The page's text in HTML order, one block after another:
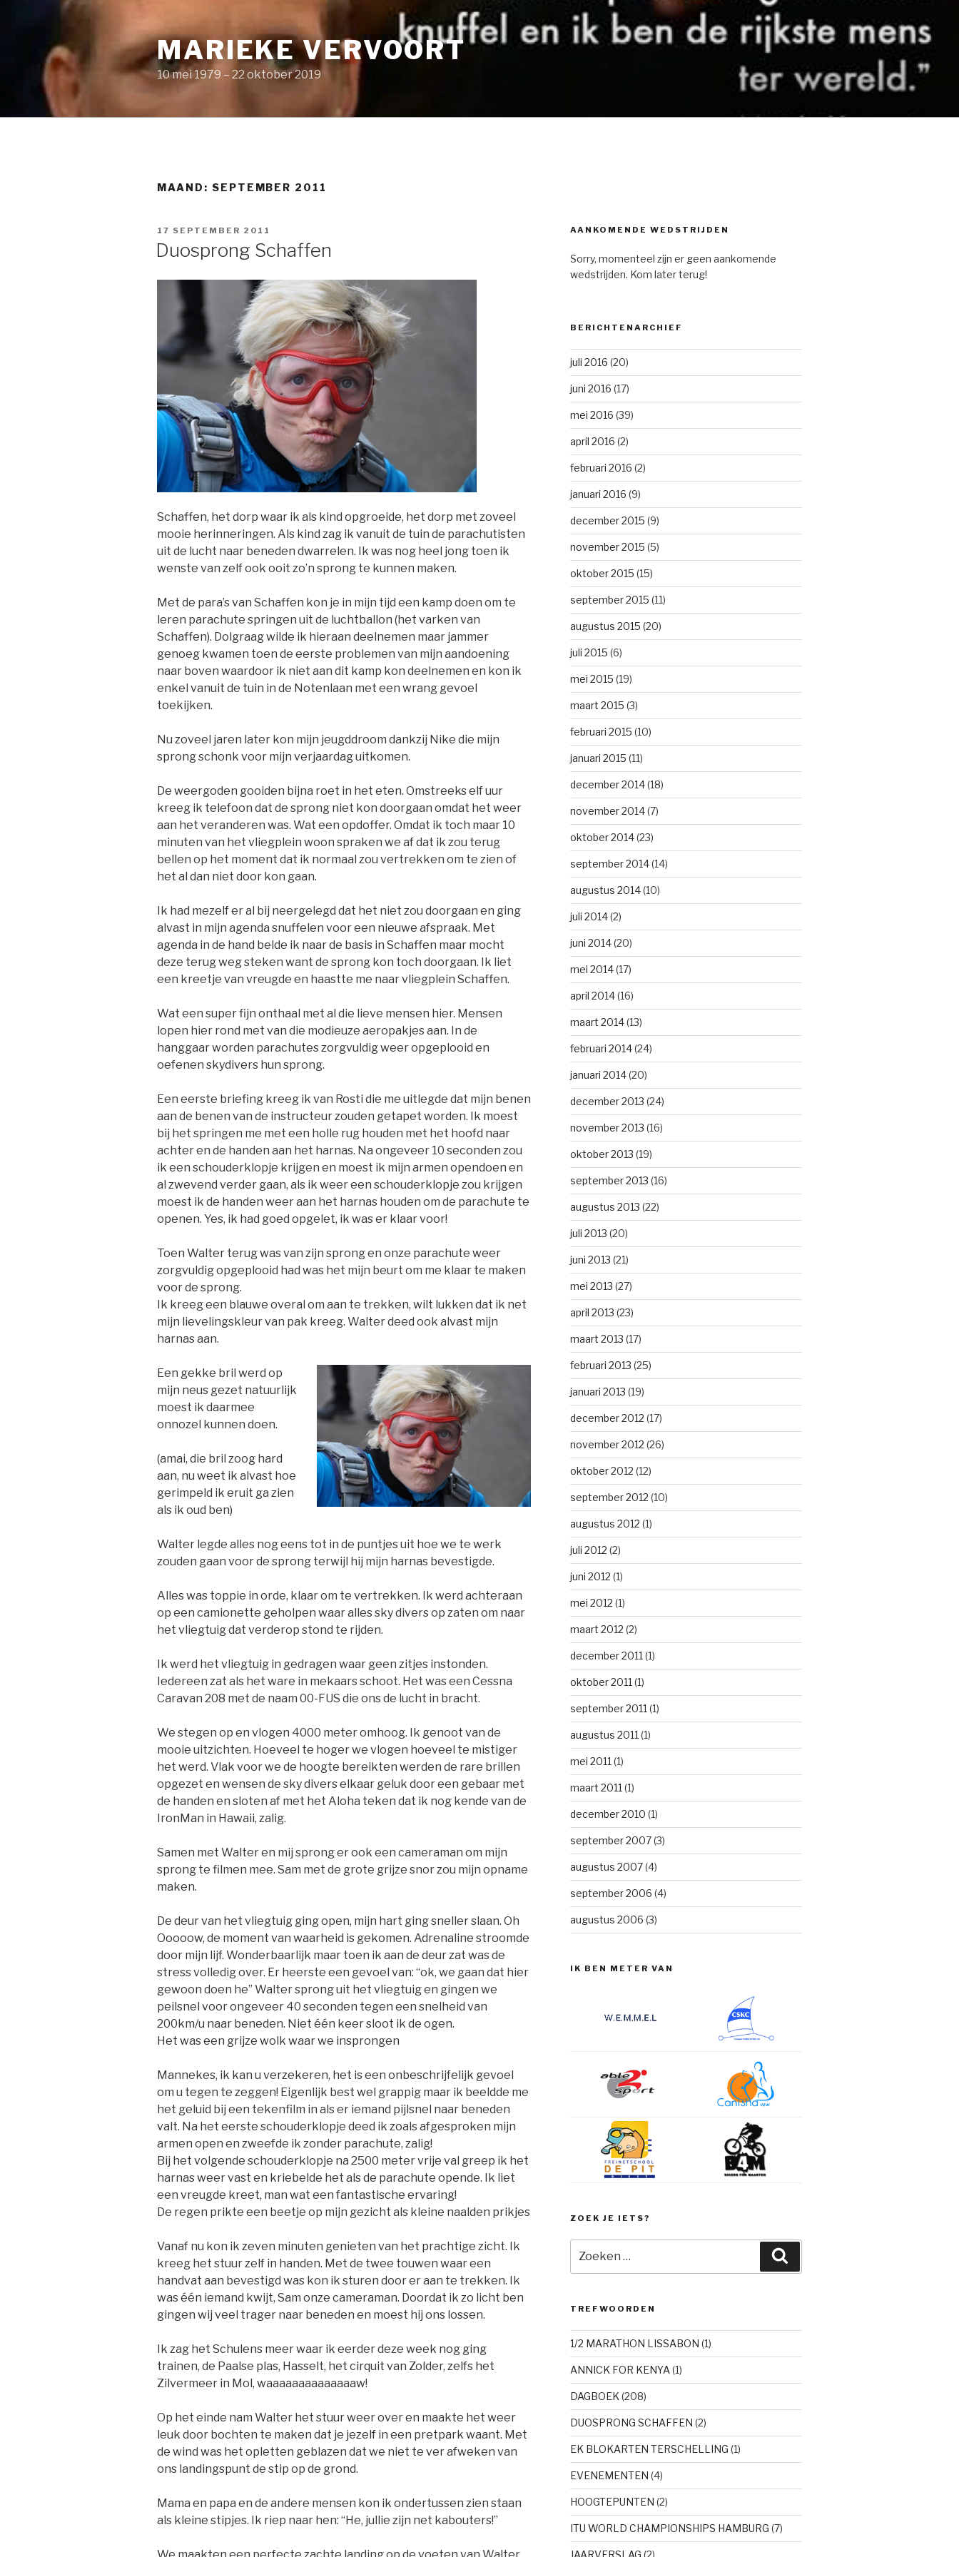
springen
MARIEKE VERVOORT
10 mei 1979 – 22 oktober 2019
MAAND: SEPTEMBER 2011
GEPLAATST
OP
17 SEPTEMBER 2011
Duosprong Schaffen
Schaffen, het dorp waar ik als kind opgroeide, het dorp met zoveel
mooie herinneringen. Als kind zag ik vanuit de tuin de parachutisten
uit de lucht naar beneden dwarrelen. Ik was nog heel jong toen ik
wenste van zelf ook ooit zo’n sprong te kunnen maken.
Met de para’s van Schaffen kon je in mijn tijd een kamp doen om te
leren parachute springen uit de luchtballon (het varken van
Schaffen). Dolgraag wilde ik hieraan deelnemen maar jammer
genoeg kwamen toen de eerste problemen van mijn aandoening
naar boven waardoor ik niet aan dit kamp kon deelnemen en kon ik
enkel vanuit de tuin in de Notenlaan met een wrang gevoel
toekijken.
Nu zoveel jaren later kon mijn jeugddroom dankzij Nike die mijn
sprong schonk voor mijn verjaardag uitkomen.
De weergoden gooiden bijna roet in het eten. Omstreeks elf uur
kreeg ik telefoon dat de sprong niet kon doorgaan omdat het weer
aan het veranderen was. Wat een opdoffer. Omdat ik toch maar 10
minuten van het vliegplein woon spraken we af dat ik zou terug
bellen op het moment dat ik normaal zou vertrekken om te zien of
het al dan niet door kon gaan.
Ik had mezelf er al bij neergelegd dat het niet zou doorgaan en ging
alvast in mijn agenda snuffelen voor een nieuwe afspraak. Met
agenda in de hand belde ik naar de basis in Schaffen maar mocht
deze terug weg steken want de sprong kon toch doorgaan. Ik liet
een kreetje van vreugde en haastte me naar vliegplein Schaffen.
Wat een super fijn onthaal met al die lieve mensen hier. Mensen
lopen hier rond met van die modieuze aeropakjes aan. In de
hanggaar worden parachutes zorgvuldig weer opgeplooid en
oefenen skydivers hun sprong.
Een eerste briefing kreeg ik van Rosti die me uitlegde dat mijn benen
aan de benen van de instructeur zouden getapet worden. Ik moest
bij het springen me met een holle rug houden met het hoofd naar
achter en de handen aan het harnas. Na ongeveer 10 seconden zou
ik een schouderklopje krijgen en moest ik mijn armen opendoen en
al zwevend verder gaan, als ik weer een schouderklopje zou krijgen
moest ik de handen weer aan het harnas houden om de parachute te
openen. Yes, ik had goed opgelet, ik was er klaar voor!
Toen Walter terug was van zijn sprong en onze parachute weer
zorgvuldig opgeplooid had was het mijn beurt om me klaar te maken
voor de sprong.
Ik kreeg een blauwe overal om aan te trekken, wilt lukken dat ik net
mijn lievelingskleur van pak kreeg. Walter deed ook alvast mijn
harnas aan.
Een gekke bril werd op
mijn neus gezet natuurlijk
moest ik daarmee
onnozel kunnen doen.
(amai, die bril zoog hard
aan, nu weet ik alvast hoe
gerimpeld ik eruit ga zien
als ik oud ben)
Walter legde alles nog eens tot in de puntjes uit hoe we te werk
zouden gaan voor de sprong terwijl hij mijn harnas bevestigde.
Alles was toppie in orde, klaar om te vertrekken. Ik werd achteraan
op een camionette geholpen waar alles sky divers op zaten om naar
het vliegtuig dat verderop stond te rijden.
Ik werd het vliegtuig in gedragen waar geen zitjes instonden.
Iedereen zat als het ware in mekaars schoot. Het was een Cessna
Caravan 208 met de naam 00-FUS die ons de lucht in bracht.
We stegen op en vlogen 4000 meter omhoog. Ik genoot van de
mooie uitzichten. Hoeveel te hoger we vlogen hoeveel te mistiger
het werd. Vlak voor we de hoogte bereikten werden de rare brillen
opgezet en wensen de sky divers elkaar geluk door een gebaar met
de handen en sloten af met het Aloha teken dat ik nog kende van de
IronMan in Hawaii, zalig.
Samen met Walter en mij sprong er ook een cameraman om mijn
sprong te filmen mee. Sam met de grote grijze snor zou mijn opname
maken.
De deur van het vliegtuig ging open, mijn hart ging sneller slaan. Oh
Ooooow, de moment van waarheid is gekomen. Adrenaline stroomde
door mijn lijf. Wonderbaarlijk maar toen ik aan de deur zat was de
stress volledig over. Er heerste een gevoel van: “ok, we gaan dat hier
gewoon doen he” Walter sprong uit het vliegtuig en gingen we
peilsnel voor ongeveer 40 seconden tegen een snelheid van
200km/u naar beneden. Niet één keer sloot ik de ogen.
Het was een grijze wolk waar we insprongen
Mannekes, ik kan u verzekeren, het is een onbeschrijfelijk gevoel
om u tegen te zeggen! Eigenlijk best wel grappig maar ik beeldde me
het geluid bij een tekenfilm in als er iemand pijlsnel naar beneden
valt. Na het eerste schouderklopje deed ik zoals afgesproken mijn
armen open en zweefde ik zonder parachute, zalig!
Bij het volgende schouderklopje na 2500 meter vrije val greep ik het
harnas weer vast en kriebelde het als de parachute opende. Ik liet
een vreugde kreet, man wat een fantastische ervaring!
De regen prikte een beetje op mijn gezicht als kleine naalden prikjes
Vanaf nu kon ik zeven minuten genieten van het prachtige zicht. Ik
kreeg het stuur zelf in handen. Met de twee touwen waar een
handvat aan bevestigd was kon ik sturen door er aan te trekken. Ik
was één iemand kwijt, Sam onze cameraman. Doordat ik zo licht ben
gingen wij veel trager naar beneden en moest hij ons lossen.
Ik zag het Schulens meer waar ik eerder deze week nog ging
trainen, de Paalse plas, Hasselt, het cirquit van Zolder, zelfs het
Zilvermeer in Mol, waaaaaaaaaaaaaaw!
Op het einde nam Walter het stuur weer over en maakte het weer
leuk door bochten te maken dat je jezelf in een pretpark waant. Met
de wind was het opletten geblazen dat we niet te ver afweken van
ons landingspunt de stip op de grond.
Mama en papa en de andere mensen kon ik ondertussen zien staan
als kleine stipjes. Ik riep naar hen: “He, jullie zijn net kabouters!”
AANKOMENDE WEDSTRIJDEN
Sorry, momenteel zijn er geen aankomende
wedstrijden. Kom later terug!
BERICHTENARCHIEF
juli 2016 (20)
juni 2016 (17)
mei 2016 (39)
april 2016 (2)
februari 2016 (2)
januari 2016 (9)
december 2015 (9)
november 2015 (5)
oktober 2015 (15)
september 2015 (11)
augustus 2015 (20)
juli 2015 (6)
mei 2015 (19)
maart 2015 (3)
februari 2015 (10)
januari 2015 (11)
december 2014(18)
november 2014(7)
oktober 2014(23)
september 2014(14)
augustus 2014(10)
juli 2014(2)
juni 2014(20)
mei 2014(17)
april 2014(16)
maart 2014(13)
februari 2014(24)
januari 2014(20)
december 2013 (24)
november 2013 (16)
oktober 2013 (19)
september 2013 (16)
augustus 2013 (22)
juli 2013 (20)
juni 2013 (21)
mei 2013 (27)
april 2013 (23)
maart 2013 (17)
februari 2013 (25)
januari 2013 (19)
december 2012 (17)
november 2012 (26)
oktober 2012 (12)
september 2012 (10)
augustus 2012 (1)
juli 2012 (2)
juni 2012 (1)
mei 2012 (1)
maart 2012 (2)
december 2011 (1)
oktober 2011 (1)
september 2011 (1)
augustus 2011 (1)
mei 2011 (1)
maart 2011 (1)
december 2010 (1)
september 2007(3)
augustus 2007(4)
september 2006 (4)
augustus 2006 (3)
IK BEN METER VAN
ZOEK JE IETS?
naar:
TREFWOORDEN
1/2 MARATHON LISSABON (1)
ANNICK FOR KENYA(1)
DAGBOEK (208)
DUOSPRONG SCHAFFEN (2)
EK BLOKARTEN TERSCHELLING (1)
EVENEMENTEN (4)
HOOGTEPUNTEN (2)
ITU WORLD CHAMPIONSHIPS HAMBURG (7)
JAARVERSLAG (2)